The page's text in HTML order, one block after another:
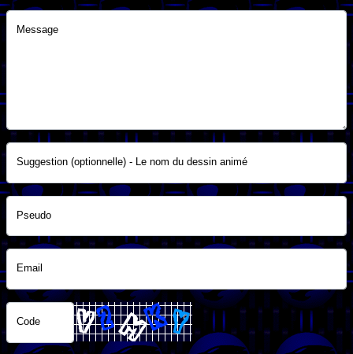
Message
Suggestion (optionnelle) - Le nom du dessin animé
Pseudo
Email
Code